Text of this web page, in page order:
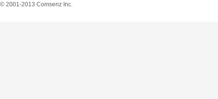
© 2001-2013 Comsenz Inc.